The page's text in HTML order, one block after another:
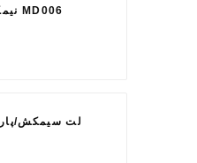
نیمکت وزنه قابل تنظیم MD006
لت سیمکش/